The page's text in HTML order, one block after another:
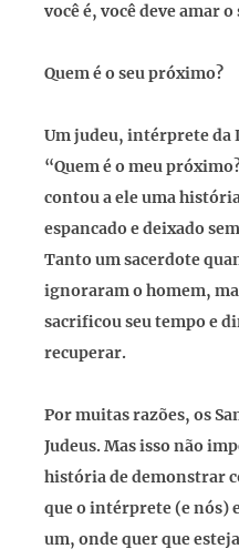
você é, você deve amar
Quem é o seu próximo?
Um judeu, intérprete da
“Quem é o meu
contou a ele uma
espancado e deixado
Tanto um sacerdote
ignoraram o homem,
sacrificou seu tempo e
recuperar.
Por muitas razões, os
Judeus. Mas isso não
história de demonstrar
que o intérprete (e nós)
um, onde quer que